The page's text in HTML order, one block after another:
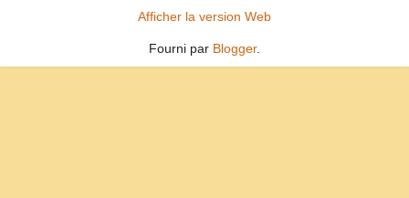
Afficher la version Web
Fourni par Blogger.